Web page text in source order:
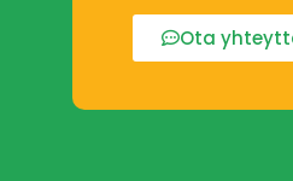
Ota